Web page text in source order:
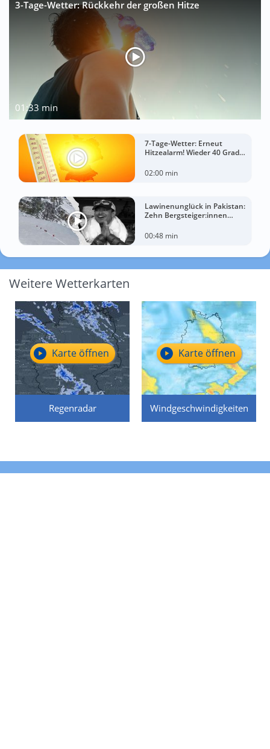
3-Tage-Wetter: Rückkehr der großen Hitze
01:33 min
7-Tage-Wetter: Erneut
Hitzealarm! Wieder 40 Grad
02:00 min
Lawinenunglück in Pakistan:
Zehn Bergsteiger:innen
00:48 min
Weitere Wetterkarten
Regenradar
Karte öffnen
Windgeschwindigkeiten
Karte öffnen